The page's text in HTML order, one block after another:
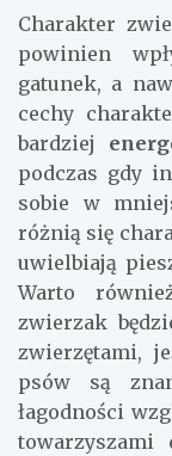
Charakter
powinien
gatunek, a
cechy
bardziej
podczas gdy
sobie w
różnią się
uwielbiają
Warto
zwierzak
zwierzętami,
psów są
łagodności